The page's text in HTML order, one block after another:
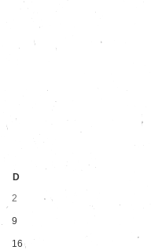
D
2
9
16